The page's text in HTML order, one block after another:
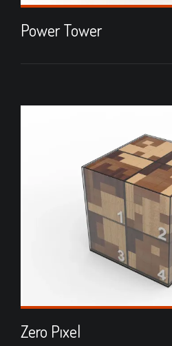
Power Tower
Zero Pıxel